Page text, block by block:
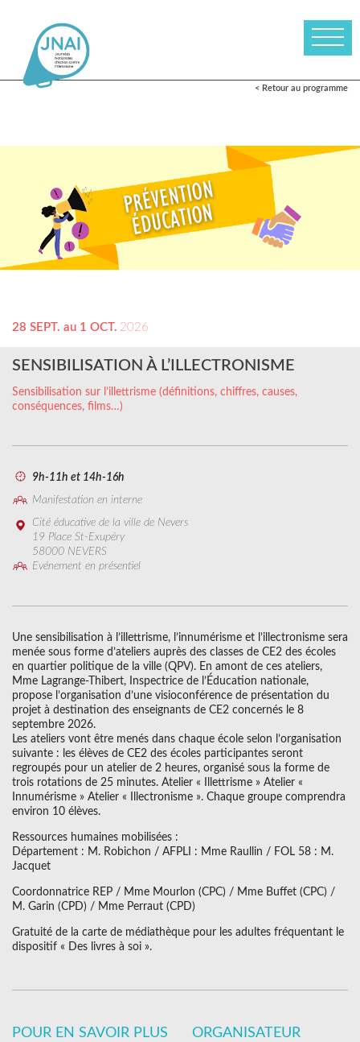
< Retour au programme
28 SEPT. au 1 OCT. 2026
SENSIBILISATION À L’ILLECTRONISME
Sensibilisation sur l’illettrisme (définitions, chiffres, causes,
conséquences, films…)
9h-11h et 14h-16h
Manifestation en interne
Cité éducative de la ville de Nevers
19 Place St-Exupéry
58000 NEVERS
Evénement en présentiel
Une sensibilisation à l’illettrisme, l’innumérisme et l’illectronisme sera
menée sous forme d’ateliers auprès des classes de CE2 des écoles
en quartier politique de la ville (QPV). En amont de ces ateliers,
Mme Lagrange-Thibert, Inspectrice de l’Éducation nationale,
propose l’organisation d’une visioconférence de présentation du
projet à destination des enseignants de CE2 concernés le 8
septembre 2026.
Les ateliers vont être menés dans chaque école selon l’organisation
suivante : les élèves de CE2 des écoles participantes seront
regroupés pour un atelier de 2 heures, organisé sous la forme de
trois rotations de 25 minutes. Atelier « Illettrisme » Atelier «
Innumérisme » Atelier « Illectronisme ». Chaque groupe comprendra
environ 10 élèves.
Ressources humaines mobilisées :
Département : M. Robichon / AFPLI : Mme Raullin / FOL 58 : M.
Jacquet
Coordonnatrice REP / Mme Mourlon (CPC) / Mme Buffet (CPC) /
M. Garin (CPD) / Mme Perraut (CPD)
Gratuité de la carte de médiathèque pour les adultes fréquentant le
dispositif « Des livres à soi ».
POUR EN SAVOIR PLUS ORGANISATEUR